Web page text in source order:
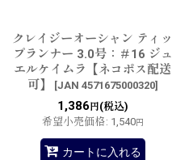
クレイジーオーシャン ティッ
プランナー 3.0号：＃16 ジュ
エルケイムラ【ネコポス配送
可】
[JAN 4571675000320]
1,386 円(税込)
希望小売価格: 1,540円
カートに入れる